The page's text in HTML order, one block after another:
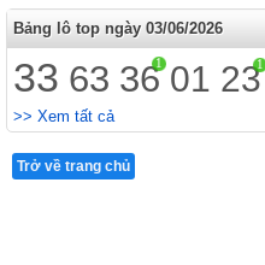
Bảng lô top ngày 03/06/2026
33 63 361 01 231
>> Xem tất cả
Trở về trang chủ